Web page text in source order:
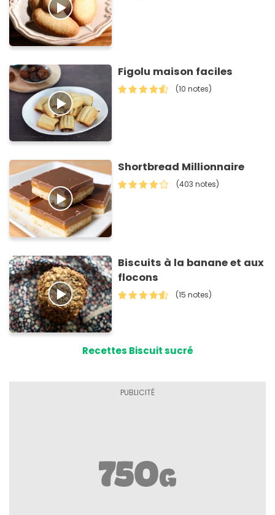
Figolu maison faciles
(10 notes)
Shortbread Millionnaire
(403 notes)
Biscuits à la banane et aux
flocons
(15 notes)
Recettes Biscuit sucré